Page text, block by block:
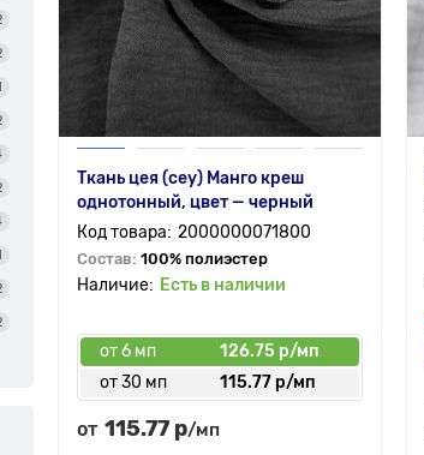
Ткань цея (cey) Манго креш
однотонный, цвет — черный
2000000071800
Состав: 100% полиэстер
Есть в наличии
от 6 мп
126.75 р/мп
от 30 мп
115.77 р/мп
от 115.77 р/мп